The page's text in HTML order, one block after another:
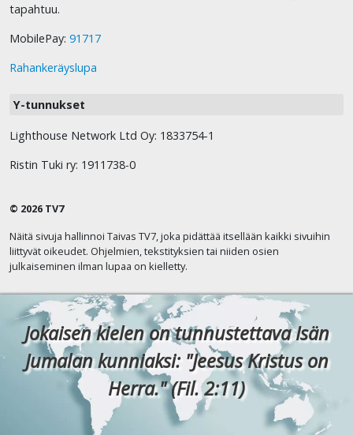
tapahtuu.
MobilePay: 91717
Rahankeräyslupa
Y-tunnukset
Lighthouse Network Ltd Oy: 1833754-1
Ristin Tuki ry: 1911738-0
© 2026 TV7
Näitä sivuja hallinnoi Taivas TV7, joka pidättää itsellään kaikki sivuihin
liittyvät oikeudet. Ohjelmien, tekstityksien tai niiden osien
julkaiseminen ilman lupaa on kielletty.
Jokaisen kielen on tunnustettava Isän
Jumalan kunniaksi: "Jeesus Kristus on
Herra." (Fil. 2:11)